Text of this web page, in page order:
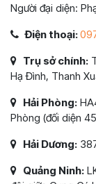
Người đại diện:
Điện thoại:
Trụ sở chính:
Hạ Đình, Thanh
Hải Phòng:
Phòng (đối diện
Hải Dương:
Quảng Ninh: